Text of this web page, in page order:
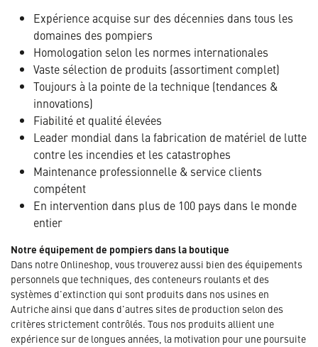
Expérience acquise sur des décennies dans tous les
domaines des pompiers
Homologation selon les normes internationales
Vaste sélection de produits (assortiment complet)
Toujours à la pointe de la technique (tendances &
innovations)
Fiabilité et qualité élevées
Leader mondial dans la fabrication de matériel de lutte
contre les incendies et les catastrophes
Maintenance professionnelle & service clients
compétent
En intervention dans plus de 100 pays dans le monde
entier
Notre équipement de pompiers dans la boutique
Dans notre Onlineshop, vous trouverez aussi bien des équipements
personnels que techniques, des conteneurs roulants et des
systèmes d'extinction qui sont produits dans nos usines en
Autriche ainsi que dans d'autres sites de production selon des
critères strictement contrôlés. Tous nos produits allient une
expérience sur de longues années, la motivation pour une poursuite